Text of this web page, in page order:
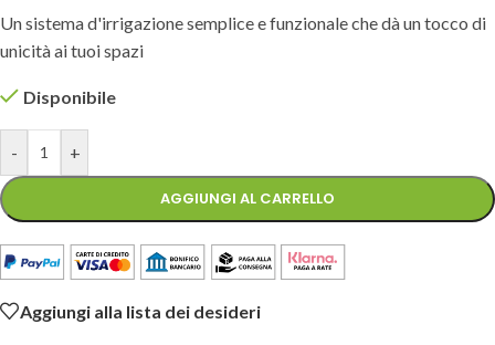
Un sistema d'irrigazione semplice e funzionale che dà un tocco di
unicità ai tuoi spazi
Disponibile
- +
AGGIUNGI AL CARRELLO
Aggiungi alla lista dei desideri